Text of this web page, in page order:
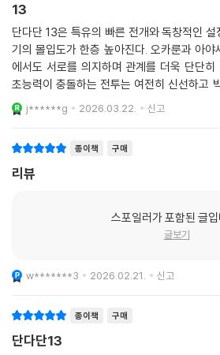
13
단다단 13은 특유의 빠른 전개와 독창적인
기의 몰입도가 한층 높아진다. 오카룬과 아
에서도 서로를 의지하며 관계를 더욱 단단
초능력이 충돌하는 전투는 여전히 신선하고
는 전개가 긴장감을 유지시킨다. 특히 이번
감정이 조금씩 드러나
j******g 2026.03.22. 신고
종이책 구매
리뷰
스포일러가 포함된 글
글보기
w*******3 2026.02.21. 신고
종이책 구매
단다단13